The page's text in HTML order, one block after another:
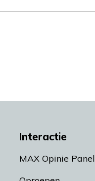
Interactie
MAX Opinie Panel